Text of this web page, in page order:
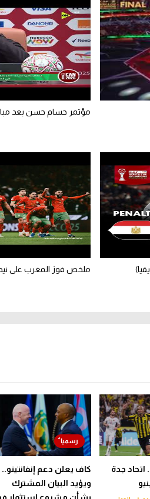
مؤتمر حسام حسن بعد
ملخص فوز المغرب على نيحيريا 0 (4-2) 0 (أمم
اتحاد جدة
كاف يعلن دعم إنفانتينو..
ويؤيد البيان المشترك
بشأن مشروع استثمار